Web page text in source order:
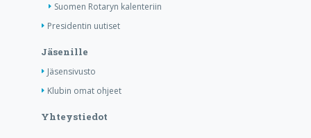
Suomen Rotaryn kalenteriin
Presidentin uutiset
Jäsenille
Jäsensivusto
Klubin omat ohjeet
Yhteystiedot